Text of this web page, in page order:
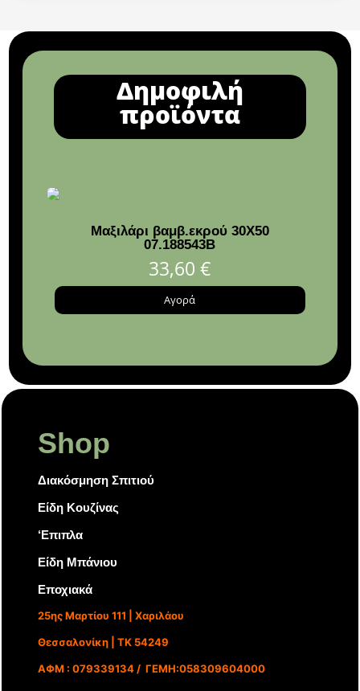
Δημοφιλή
προϊόντα
Μαξιλάρι βαμβ.εκρού 30Χ50
07.188543B
33,60 €
Αγορά
Shop
Διακόσμηση Σπιτιού
Είδη Κουζίνας
‘Επιπλα
Είδη Μπάνιου
Εποχιακά
25ης Μαρτίου 111 | Χαριλάου
Θεσσαλονίκη | ΤΚ 54249
ΑΦΜ : 079339134 / ΓΕΜΗ:058309604000